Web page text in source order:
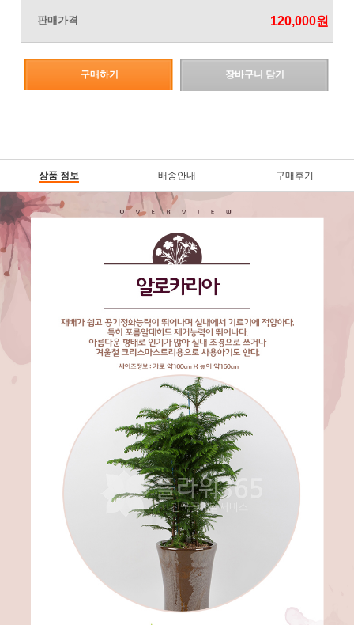
판매가격 120,000원
구매하기 장바구니 담기
상품 정보 배송안내 구매후기